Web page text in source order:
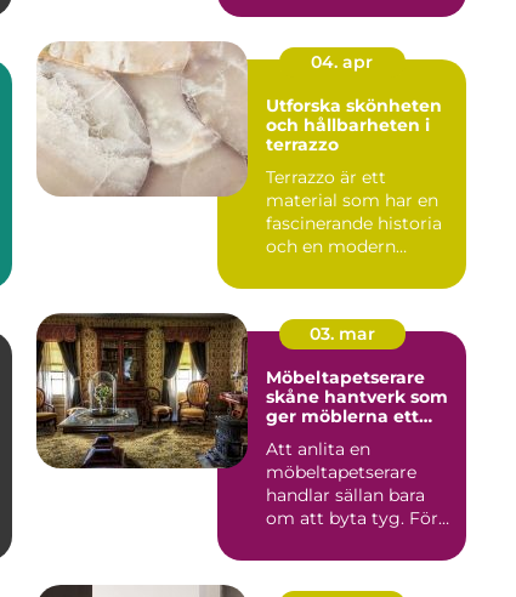
garage ...
04. apr
Utforska skönheten
och hållbarheten i
terrazzo
Terrazzo är ett
material som har en
fascinerande historia
och en modern
03. mar
Möbeltapetserare
skåne hantverk som
ger möblerna ett
Att anlita en
möbeltapetserare
handlar sällan bara
om att byta tyg. För
att be...